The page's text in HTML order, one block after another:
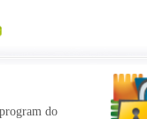
do